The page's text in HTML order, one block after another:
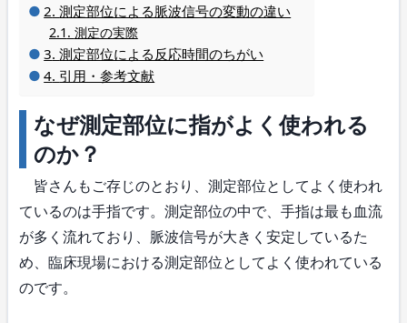
測定部位による脈波信号の変動の違い
測定の実際
測定部位による反応時間のちがい
引用・参考文献
なぜ測定部位に指がよく使われる
のか？
皆さんもご存じのとおり、測定部位としてよく使われ
ているのは手指です。測定部位の中で、手指は最も血流
が多く流れており、脈波信号が大きく安定しているた
め、臨床現場における測定部位としてよく使われている
のです。